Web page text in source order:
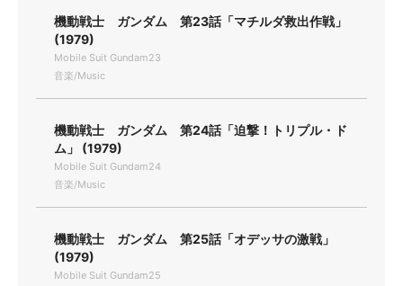
機動戦士 ガンダム 第23話「マチルダ救出作戦」
(1979)
Mobile Suit Gundam23
音楽/Music
機動戦士 ガンダム 第24話「迫撃！トリプル・ド
ム」 (1979)
Mobile Suit Gundam24
音楽/Music
機動戦士 ガンダム 第25話「オデッサの激戦」
(1979)
Mobile Suit Gundam25